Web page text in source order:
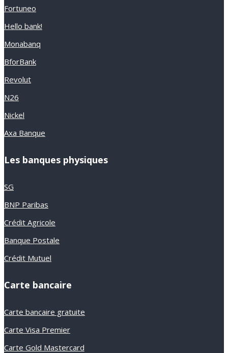
Fortuneo
Hello bank!
Monabanq
BforBank
Revolut
N26
Nickel
Axa Banque
Les banques physiques
SG
BNP Paribas
Crédit Agricole
Banque Postale
Crédit Mutuel
Carte bancaire
Carte bancaire gratuite
Carte Visa Premier
Carte Gold Mastercard